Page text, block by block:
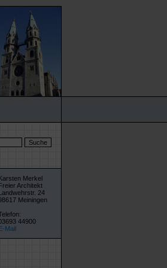
Merkel
Architekt
24
Meiningen
44900
Mail